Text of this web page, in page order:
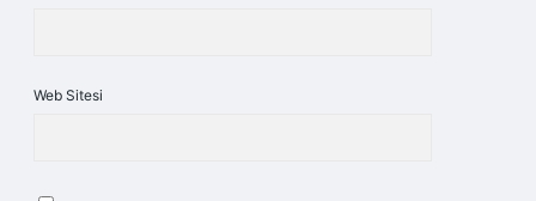
Web Sitesi